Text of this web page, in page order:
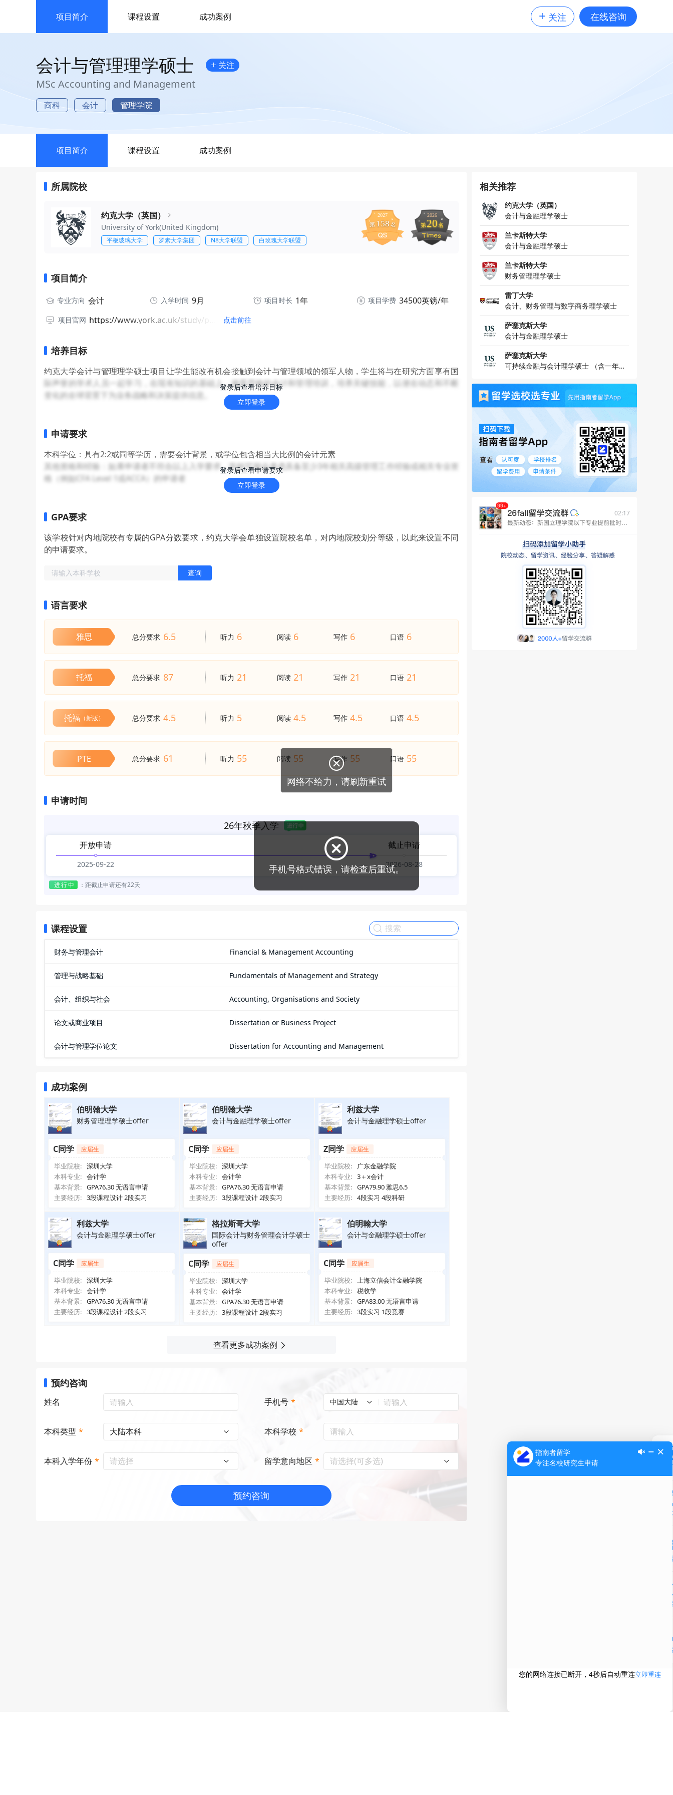
项目简介 课程设置 成功案例 + 关注 在线咨询
会计与管理理学硕士 + 关注
MSc Accounting and Management
商科 会计 管理学院
项目简介 课程设置 成功案例
所属院校
约克大学（英国）
University of York(United Kingdom)
平板玻璃大学 罗素大学集团 N8大学联盟 白玫瑰大学联盟
2027
第 158 名
2026
第20名
项目简介
专业方向 会计 入学时间 9月 项目时长 1年 项目学费 34500英镑/年
项目官网 点击前往
登录后查看培养目标
立即登录
培养目标
约克大学会计与管理理学硕士项目让学生能改有机会接触到会计与管理领域的领军人物，学生将与在研究方面享有国
际声誉的学术人员一起学习，在现有知识的基础上，接受严格的会计和管理培训，培养关键技能，以便在动态和不断
变化的全球背景下为业务战略和决策提供信息。
登录后查看申请要求
立即登录
申请要求
本科学位：具有2:2或同等学历，需要会计背景，或学位包含相当大比例的会计元素
其他资格和经验：如果申请者不符合以上入学要求，学校可能会考虑具备至少3年相关高级管理工作经验或相关专业资
格（例如CFA Level 1或ACCA）的申请者
GPA要求
该学校针对内地院校有专属的GPA分数要求，约克大学会单独设置院校名单，对内地院校划分等级，以此来设置不同
的申请要求。
查询
语言要求
雅思 总分要求 6.5 听力 6 阅读 6 写作 6 口语 6
托福 总分要求 87 听力 21 阅读 21 写作 21 口语 21
托福（新版） 总分要求 4.5 听力 5 阅读 4.5 写作 4.5 口语 4.5
PTE 总分要求 61 听力 55 阅读 55 写作 55 口语 55
申请时间
26年秋季入学
开放申请
2025-09-22
截止申请
2026-08-28
进行中 ： 距截止申请还有22天
课程设置
财务与管理会计 Financial & Management Accounting
管理与战略基础 Fundamentals of Management and Strategy
会计、组织与社会 Accounting, Organisations and Society
论文或商业项目 Dissertation or Business Project
会计与管理学位论文 Dissertation for Accounting and Management
成功案例
伯明翰大学
财务管理理学硕士offer
C同学 应届生
毕业院校: 深圳大学
本科专业: 会计学
基本背景: GPA76.30 无语言申请
主要经历: 3段课程设计 2段实习
伯明翰大学
会计与金融理学硕士offer
C同学 应届生
毕业院校: 深圳大学
本科专业: 会计学
基本背景: GPA76.30 无语言申请
主要经历: 3段课程设计 2段实习
利兹大学
会计与金融理学硕士offer
Z同学 应届生
毕业院校:
广东金融学院
本科专业: 3＋x会计
基本背景: GPA79.90 雅思6.5
主要经历: 4段实习 4段科研
利兹大学
会计与金融理学硕士offer
C同学 应届生
毕业院校: 深圳大学
本科专业: 会计学
基本背景: GPA76.30 无语言申请
主要经历: 3段课程设计 2段实习
格拉斯哥大学
国际会计与财务管理会计学硕士
offer
C同学 应届生
毕业院校: 深圳大学
本科专业: 会计学
基本背景: GPA76.30 无语言申请
主要经历: 3段课程设计 2段实习
伯明翰大学
会计与金融理学硕士offer
C同学 应届生
毕业院校: 上海立信会计金融学院
本科专业: 税收学
基本背景: GPA83.00 无语言申请
主要经历: 3段实习 1段竞赛
查看更多成功案例
预约咨询
姓名 手机号 * 中国大陆
本科类型 * 大陆本科 本科学校 *
本科入学年份 * 请选择 留学意向地区 * 请选择(可多选)
预约咨询
相关推荐
约克大学（英国）
会计与金融理学硕士
兰卡斯特大学
会计与金融理学硕士
兰卡斯特大学
财务管理理学硕士
雷丁大学
会计、财务管理与数字商务理学硕士
萨塞克斯大学
会计与金融理学硕士
萨塞克斯大学
可持续金融与会计理学硕士 （含一年专
02:17
公
微
在
电
手机号格式错误，请检查后重试。